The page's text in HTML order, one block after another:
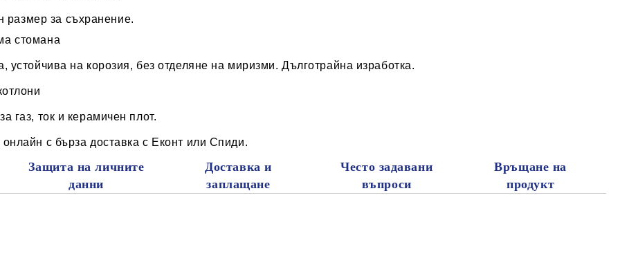
размер за съхранение.
стомана
устойчива на корозия, без отделяне на миризми. Дълготрайна изработка.
газ, ток и керамичен плот.
с бърза доставка с Еконт или Спиди.
Защита на личните
данни
Доставка и
заплащане
Често задавани
въпроси
Връщане на
продукт